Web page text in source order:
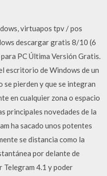
virtuapos tpv / pos
descargar gratis 8/10 (6
PC Última Versión Gratis.
escritorio de Windows de un
se pierden y que se integran
en cualquier zona o espacio
principales novedades de la
ha sacado unos potentes
se distancia como la
por delante de
Telegram 4.1 y poder